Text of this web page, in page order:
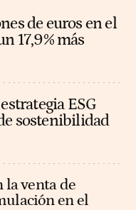
de euros en el
17,9% más
ESG
sostenibilidad
venta de
en el